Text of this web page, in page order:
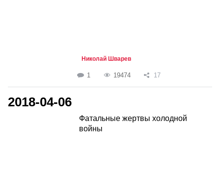
Николай Шварев
1 19474 17
2018-04-06
Фатальные жертвы холодной
войны